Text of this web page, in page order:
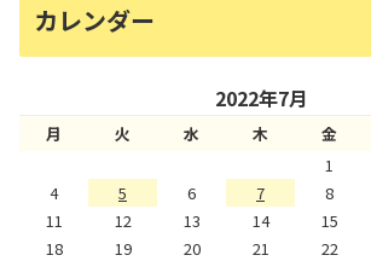
カレンダー
2022年7月
月 火 水 木 金
1
4
5 6 7 8
11
12 13 14 15
18
19 20 21 22